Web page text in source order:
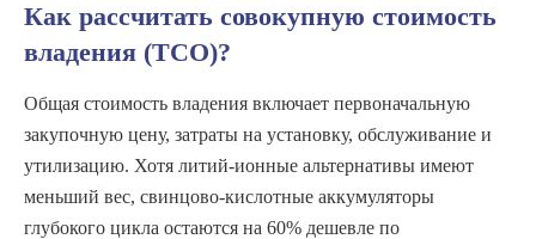
Как рассчитать совокупную стоимость
владения (TCO)?
Общая стоимость владения включает первоначальную
закупочную цену, затраты на установку, обслуживание и
утилизацию. Хотя литий-ионные альтернативы имеют
меньший вес, свинцово-кислотные аккумуляторы
глубокого цикла остаются на 60% дешевле по